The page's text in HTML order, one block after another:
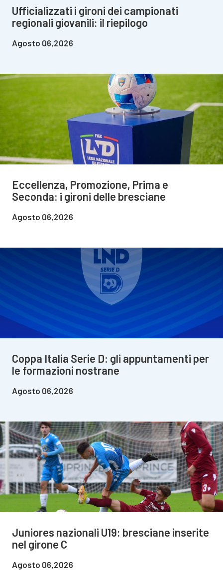
Ufficializzati i gironi dei campionati
regionali giovanili: il riepilogo
Agosto 06,2026
Eccellenza, Promozione, Prima e
Seconda: i gironi delle bresciane
Agosto 06,2026
Coppa Italia Serie D: gli appuntamenti per
le formazioni nostrane
Agosto 06,2026
Juniores nazionali U19: bresciane inserite
nel girone C
Agosto 06,2026